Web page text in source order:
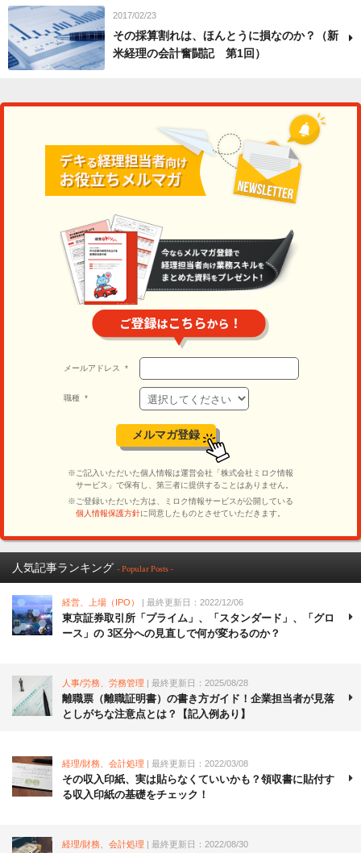
2017/02/23
その採算割れは、ほんとうに損なのか？（新
米経理の会計奮闘記 第1回）
人気記事ランキング - Popular Posts -
経営、上場（IPO） | 最終更新日：2022/12/06
東京証券取引所「プライム」、「スタンダード」、「グロ
ース」の 3区分への見直しで何が変わるのか？
人事/労務、労務管理 | 最終更新日：2025/08/28
離職票（離職証明書）の書き方ガイド！企業担当者が見落
としがちな注意点とは？【記入例あり】
経理/財務、会計処理 | 最終更新日：2022/03/08
その収入印紙、実は貼らなくていいかも？領収書に貼付す
る収入印紙の基礎をチェック！
経理/財務、会計処理 | 最終更新日：2022/08/30